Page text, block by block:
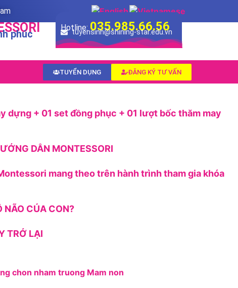
phúc
Hotline: 035.985.66.56
tuyensinh@shining-star.edu.vn
ĐĂNG KÝ TƯ VẤN
TUYỂN DỤNG
dựng + 01 set đồng phục + 01 lượt bốc thăm may
DẪN MONTESSORI
mang theo trên hành trình tham gia khóa
NÃO CỦA CON?
TRỞ LẠI